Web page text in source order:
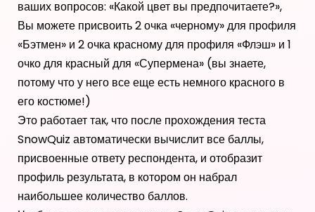
ваших вопросов: «Какой цвет вы предпочитаете?»,
Вы можете присвоить 2 очка «черному» для профиля
«Бэтмен» и 2 очка красному для профиля «Флэш» и 1
очко для красный для «Супермена» (вы знаете,
потому что у него все еще есть немного красного в
его костюме!)
Это работает так, что после прохождения теста
SnowQuiz автоматически вычислит все баллы,
присвоенные ответу респондента, и отобразит
профиль результата, в котором он набрал
наибольшее количество баллов.